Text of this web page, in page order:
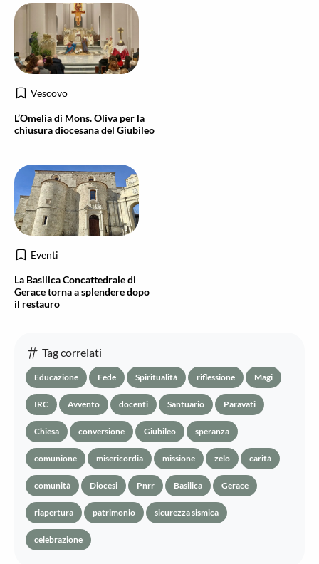
Vescovo
L’Omelia di Mons. Oliva per la
chiusura diocesana del Giubileo
Eventi
La Basilica Concattedrale di
Gerace torna a splendere dopo
il restauro
Tag correlati
Educazione Fede Spiritualità riflessione Magi
IRC Avvento docenti Santuario Paravati
Chiesa conversione Giubileo speranza
comunione misericordia missione zelo carità
comunità Diocesi Pnrr Basilica Gerace
riapertura patrimonio sicurezza sismica
celebrazione